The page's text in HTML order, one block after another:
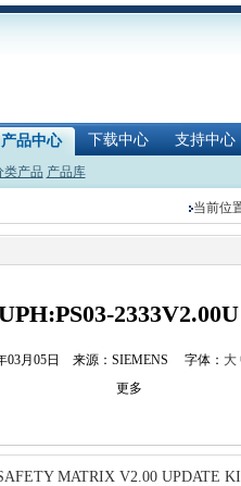
产品中心 下载中心 支持中心
类产品 产品库
当前位
2333V2.00U
03月05日 来源：SIEMENS 字体： 大
更多
MATRIX V2.00 UPDATE